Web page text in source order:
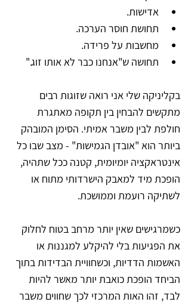
אדישות.
תחושת חוסר הערכה.
מחשבות על פרידה.
תחושה ש"אנחנו כבר לא אותו זוג."
בקליניקה שלי אני רואה שזוגות רבים
מתקשים להבחין בין תקופה מאתגרת
חולפת לבין משבר אמיתי. הסימן המובהק
ביותר הוא "אובדן הגמישות" - מצב שבו כל
אינטראקציה יומיומית, קטנה ככל שתהיה,
הופכת מיד למאבק הישרדותי מתוח או
לשתיקה רועמת וממושכת.
כשמרגישים שאין יותר מרחב בטוח לחלוק
את הפגיעות בלי להיקלע למגננות או
האשמות הדדיות, וכשחוויית הבדידות בתוך
הביחד הופכת כואבת יותר מאשר להיות
לבד, זהו האות המרכזי לכך שחווים משבר